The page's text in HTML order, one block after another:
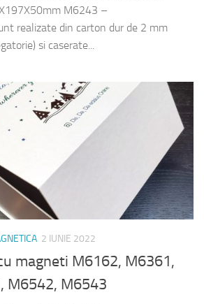
M6243 –
realizate din carton dur de 2 mm
si caserate...
2 IUNIE 2022
magneti M6162, M6361,
M6542, M6543